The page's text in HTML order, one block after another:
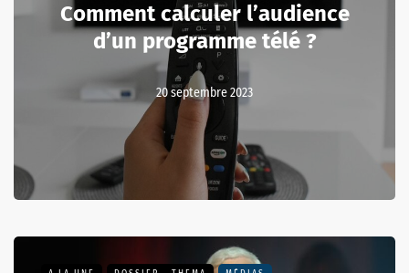
Comment calculer l’audience
d’un programme télé ?
20 septembre 2023